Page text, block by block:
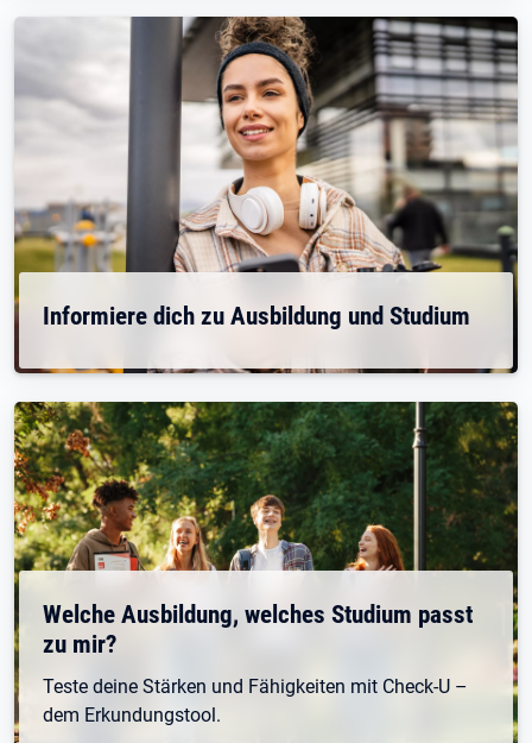
Informiere dich zu Ausbildung und Studium
Welche Ausbildung, welches Studium passt
zu mir?
Teste deine Stärken und Fähigkeiten mit Check-U –
dem Erkundungstool.